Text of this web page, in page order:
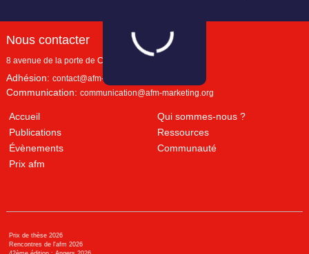
Nous contacter
8 avenue de la porte de Champerret
Adhésion: contact@afm-marketing.org
Communication: communication@afm-marketing.org
Accueil
Qui sommes-nous ?
Publications
Ressources
Évènements
Communauté
Prix afm
Prix de thèse 2026
Rencontres de l'afm 2026